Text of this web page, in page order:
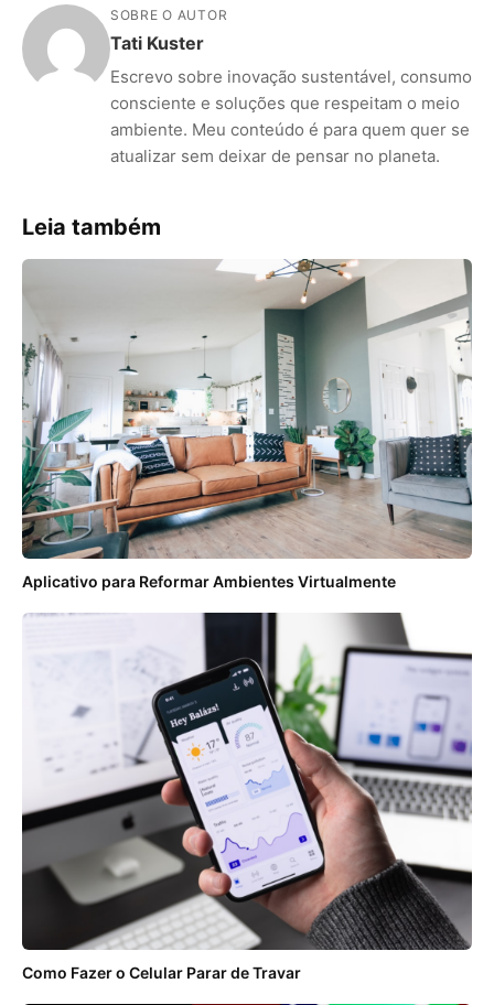
SOBRE O AUTOR
Tati Kuster
Escrevo sobre inovação sustentável, consumo
consciente e soluções que respeitam o meio
ambiente. Meu conteúdo é para quem quer se
atualizar sem deixar de pensar no planeta.
Leia também
Aplicativo para Reformar Ambientes Virtualmente
Como Fazer o Celular Parar de Travar